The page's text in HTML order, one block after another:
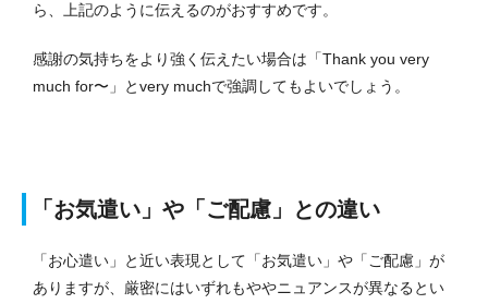
ら、上記のように伝えるのがおすすめです。
感謝の気持ちをより強く伝えたい場合は「Thank you very
much for〜」とvery muchで強調してもよいでしょう。
「お気遣い」や「ご配慮」との違い
「お心遣い」と近い表現として「お気遣い」や「ご配慮」が
ありますが、厳密にはいずれもややニュアンスが異なるとい